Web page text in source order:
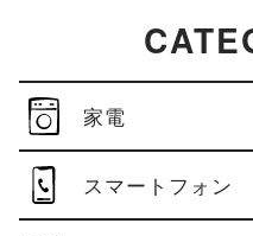
家電
スマートフォン